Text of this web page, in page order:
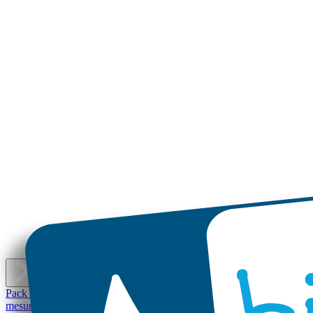
Pack d'Étiquettes Autocollantes pour Objets Mini Autocollants
mesure
Petites Étiquettes Autocollantes Personnalisées pas chères